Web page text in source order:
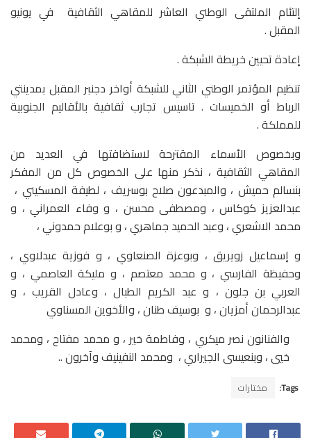
إلتئام الملتقى الوطني العاشر للمقاهي الثقافية في يونيو
المقبل .
إعادة تحيين خريطة الشبكة .
تنظيم المؤتمر الوطني الثاني للشبكة أواخر دجنبر المقبل بمدينتي
الرباط أو الخميسات . تاسيس تجارب ثقافية بالأقاليم الجنوبية
للمملكة .
وبخصوص الأسماء المقترحة لاستضافتها في العديد من
المقاهي الثقافية ، نذكر منها على الخصوص كل من المفكر
بنسالم حميش ، والمبدعون صلاح بوسريف ، لطيفة المسكيني ،
عبدالعزيز كوكاس ، ومصطفى محسن ، و وفاء العمراني ، و
محمد الاشعري ، وعبد الحميد جماهري ، و بوعلام حمدوني ،
و إسماعيل زويريق ، وبوعزة الصنعاوي ، و فوزية عبدلاوي ،
وحفيظة الفارسي ، و محمد معتصم ، و مليكة العاصمي ، و
العربي بن جلون ، و عبد الكريم الطبال ، وعادل القريب ، و
عبدالرحمان أمزيان ، و بوسيف طنان ، والأخوين المسناوي
والفنانون نصر ميكري ، وفاطمة خير ، و محمد مفتاح ، ومحمد
خيي ، وبنعيسى الجيراري ، ومحمد النفينيف وآخرون ..
Tags: مختارات